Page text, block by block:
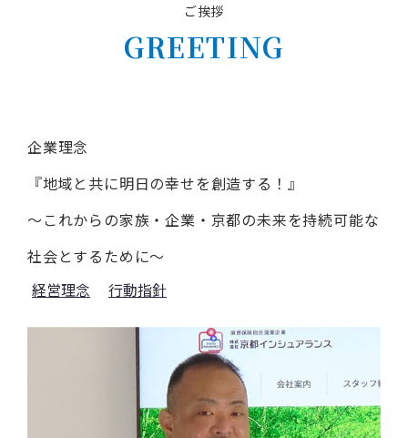
ご挨拶
GREETING
企業理念
『地域と共に明日の幸せを創造する！』
～これからの家族・企業・京都の未来を持続可能な
社会とするために～
経営理念 行動指針